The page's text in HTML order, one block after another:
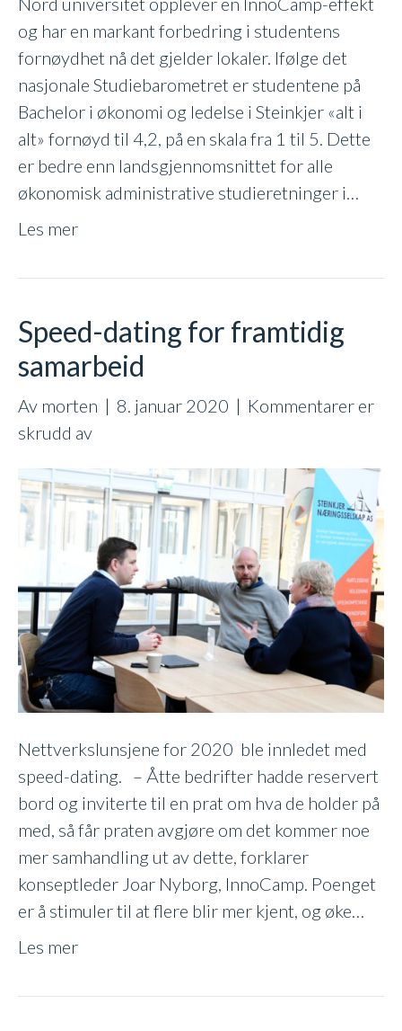
Nord
universitet
og har en markant forbedring i studentens
fornøydhet nå det gjelder lokaler. Ifølge det
nasjonale Studiebarometret er studentene på
Bachelor i økonomi og ledelse i Steinkjer «alt i
alt» fornøyd til 4,2, på en skala fra 1 til 5. Dette
er bedre enn landsgjennomsnittet for alle
økonomisk administrative studieretninger i…
Les mer
Speed-dating for framtidig
samarbeid
Av morten | 8. januar 2020 | Kommentarer er
skrudd avfor
dating
for
framtidig
samarbeid
Nettverkslunsjene for 2020 ble innledet med
speed-dating. – Åtte bedrifter hadde reservert
bord og inviterte til en prat om hva de holder på
med, så får praten avgjøre om det kommer noe
mer samhandling ut av dette, forklarer
konseptleder Joar Nyborg, InnoCamp. Poenget
er å stimuler til at flere blir mer kjent, og øke…
Les mer